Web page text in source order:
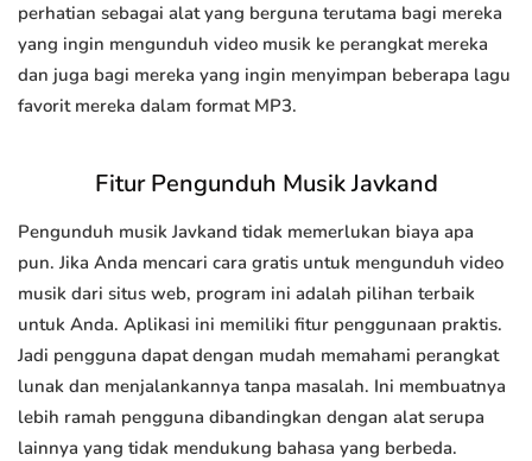
perhatian sebagai alat yang berguna terutama bagi mereka
yang ingin mengunduh video musik ke perangkat mereka
dan juga bagi mereka yang ingin menyimpan beberapa lagu
favorit mereka dalam format MP3.
Fitur Pengunduh Musik Javkand
Pengunduh musik Javkand tidak memerlukan biaya apa
pun. Jika Anda mencari cara gratis untuk mengunduh video
musik dari situs web, program ini adalah pilihan terbaik
untuk Anda. Aplikasi ini memiliki fitur penggunaan praktis.
Jadi pengguna dapat dengan mudah memahami perangkat
lunak dan menjalankannya tanpa masalah. Ini membuatnya
lebih ramah pengguna dibandingkan dengan alat serupa
lainnya yang tidak mendukung bahasa yang berbeda.